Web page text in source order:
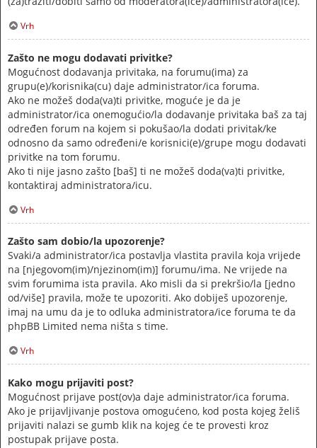
Vrh
Zašto ne mogu dodavati privitke?
Mogućnost dodavanja privitaka, na forumu(ima) za
grupu(e)/korisnika(cu) daje administrator/ica foruma.
Ako ne možeš doda(va)ti privitke, moguće je da je
administrator/ica onemogućio/la dodavanje privitaka baš za taj
određen forum na kojem si pokušao/la dodati privitak/ke
odnosno da samo određeni/e korisnici(e)/grupe mogu dodavati
privitke na tom forumu.
Ako ti nije jasno zašto [baš] ti ne možeš doda(va)ti privitke,
kontaktiraj administratora/icu.
Vrh
Zašto sam dobio/la upozorenje?
Svaki/a administrator/ica postavlja vlastita pravila koja vrijede
na [njegovom(im)/njezinom(im)] forumu/ima. Ne vrijede na
svim forumima ista pravila. Ako misli da si prekršio/la [jedno
od/više] pravila, može te upozoriti. Ako dobiješ upozorenje,
imaj na umu da je to odluka administratora/ice foruma te da
phpBB Limited nema ništa s time.
Vrh
Kako mogu prijaviti post?
Mogućnost prijave post(ov)a daje administrator/ica foruma.
Ako je prijavljivanje postova omogućeno, kod posta kojeg želiš
prijaviti nalazi se gumb klik na kojeg će te provesti kroz
postupak prijave posta.